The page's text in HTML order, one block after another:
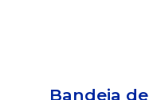
Bandeja